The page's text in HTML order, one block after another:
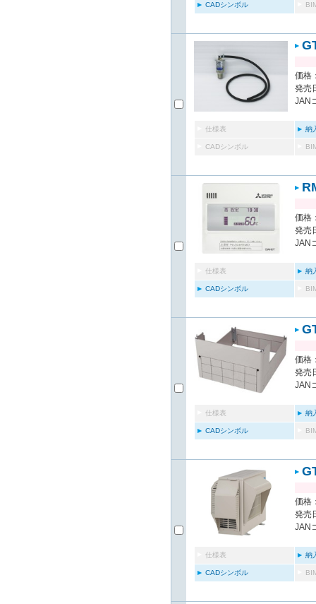
CADシンボル
価格
発売
JAN
仕様表 納
CADシンボル
価格
発売
JAN
仕様表 納
CADシンボル
価格
発売
JAN
仕様表 納
CADシンボル
価格
発売
JAN
仕様表 納
CADシンボル